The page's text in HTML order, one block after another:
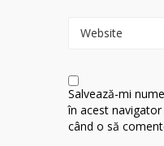
Website
Salvează-mi
în acest
când o să